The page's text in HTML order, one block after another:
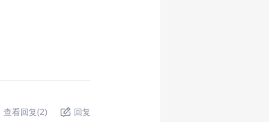
查看回复(2) 回复